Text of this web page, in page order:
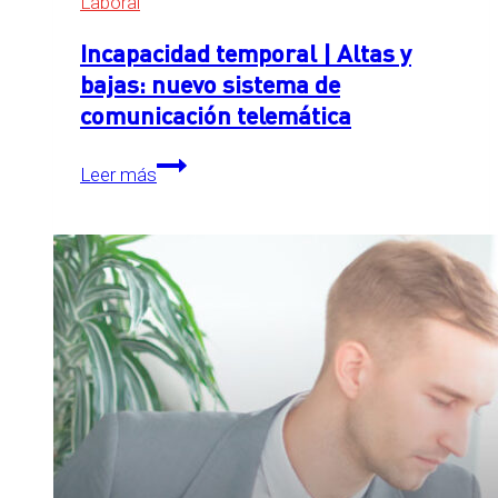
Incapacidad temporal | Altas y
bajas: nuevo sistema de
comunicación telemática
Leer más
Incapacidad
temporal
y
bajas:
nuevo
sistema
de
comunicación